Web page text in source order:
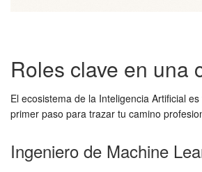
Roles clave en una
El ecosistema de la Inteligencia Artificial
primer paso para trazar tu camino
Ingeniero de Machine